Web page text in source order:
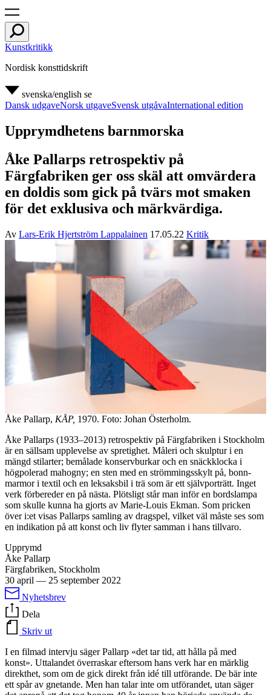
Kunstkritikk
Nordisk konsttidskrift
svenska/english se
Dansk udgaveNorsk utgaveSvensk utgåvaInternational edition
Upprymdhetens barnmorska
Åke Pallarps retrospektiv på
Färgfabriken ger oss skäl att omvärdera
en doldis som gick på tvärs mot smaken
för det exklusiva och märkvärdiga.
Av Lars-Erik Hjertström Lappalainen 17.05.22 Kritik
Åke Pallarp, KÅP, 1970. Foto: Johan Österholm.
Åke Pallarps (1933–2013) retrospektiv på Färgfabriken i Stockholm
är en sällsam upplevelse av spretighet. Måleri och skulptur i en
mängd stilarter; bemålade konservburkar och en snäckklocka i
högpolerad mahogny; en sten med en strömmingsskylt på, bonn-
marmor i textil och en leksaksbil i trä som är ett självporträtt. Inget
verk förbereder en på nästa. Plötsligt står man inför en bordslampa
som skulle kunna ha gjorts av Marie-Louis Ekman. Som pricken
över i:et visas Pallarps samling av dragspel, vilket väl måste ses som
en indikation på att konst och liv flyter samman i hans tillvaro.
Upprymd
Åke Pallarp
Färgfabriken, Stockholm
30 april — 25 september 2022
Nyhetsbrev
Dela
Skriv ut
I en filmad intervju säger Pallarp «det tar tid, att hålla på med
konst». Uttalandet överraskar eftersom hans verk har en märklig
direkthet, som om de gick direkt från idé till utförande. De bär inte
ett spår av gnetande. Men han talar inte om utförandet, utan säger